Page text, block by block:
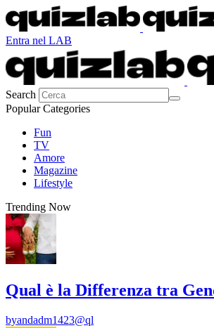
Entra nel LAB
Search
Popular Categories
Fun
TV
Amore
Magazine
Lifestyle
Trending Now
Qual è la Differenza tra
byandadm1423@ql